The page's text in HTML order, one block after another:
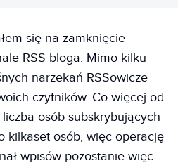
się na zamknięcie
RSS bloga. Mimo kilku
narzekań RSSowicze
czytników. Co więcej od
osób subskrybujących
kilkaset osób, więc operację
wpisów pozostanie więc